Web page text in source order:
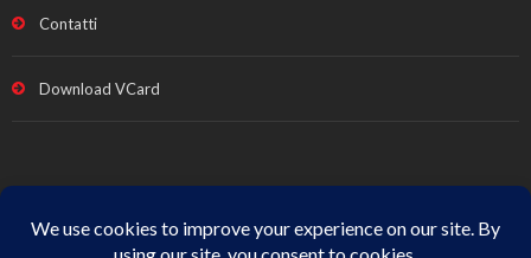
Contatti
Download VCard